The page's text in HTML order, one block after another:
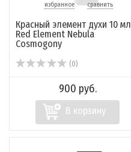
избранное сравнить
Красный элемент духи 10 мл
Red Element Nebula
Cosmogony
(0)
900 руб.
В корзину